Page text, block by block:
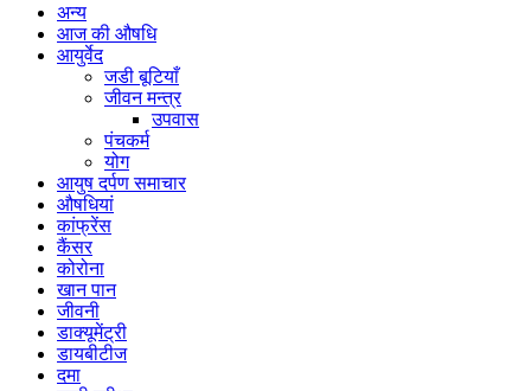
अन्य
आज की औषधि
आयुर्वेद
जडी बूटियाँ
जीवन मन्त्र
उपवास
पंचकर्म
योग
आयुष दर्पण समाचार
औषधियां
कांफ्रेंस
कैंसर
कोरोना
खान पान
जीवनी
डाक्यूमेंट्री
डायबीटीज
दमा